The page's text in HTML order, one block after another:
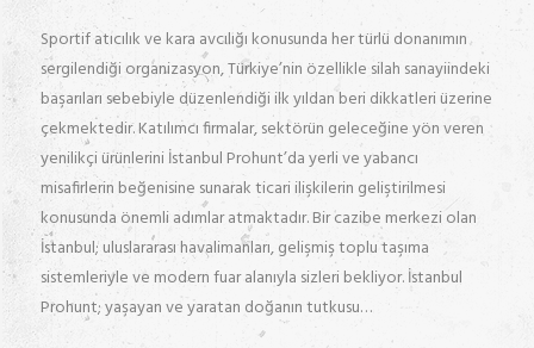
Sportif atıcılık ve kara avcılığı konusunda her türlü donanımın
sergilendiği organizasyon, Türkiye’nin özellikle silah sanayiindeki
başarıları sebebiyle düzenlendiği ilk yıldan beri dikkatleri üzerine
çekmektedir. Katılımcı firmalar, sektörün geleceğine yön veren
yenilikçi ürünlerini İstanbul Prohunt’da yerli ve yabancı
misafirlerin beğenisine sunarak ticari ilişkilerin geliştirilmesi
konusunda önemli adımlar atmaktadır. Bir cazibe merkezi olan
İstanbul; uluslararası havalimanları, gelişmiş toplu taşıma
sistemleriyle ve modern fuar alanıyla sizleri bekliyor. İstanbul
Prohunt; yaşayan ve yaratan doğanın tutkusu…